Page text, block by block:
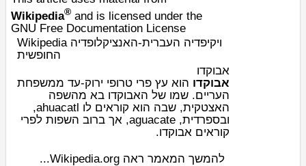
Wikipedia® and is licensed under the
GNU Free Documentation License
Wikipedia ויקיפדיה העברית-האנציקלופדיה
החופשית
אבוקדו
אבוקדו הוא עץ פרי טרופי ירוק-עד ממשפחת
העריים. שמו של האבוקדו בא מהשפה
האצטקית, שבה הוא קוראים לו ahuacatl,
ובספרדית, aguacate, אך ברוב השפות לפרי
קוראים אבוקדו.
להמשך המאמר ראה Wikipedia.org...